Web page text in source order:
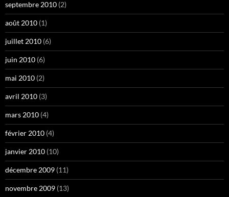
septembre 2010 (2)
août 2010 (1)
juillet 2010 (6)
juin 2010 (6)
mai 2010 (2)
avril 2010 (3)
mars 2010 (4)
février 2010 (4)
janvier 2010 (10)
décembre 2009 (11)
novembre 2009 (13)